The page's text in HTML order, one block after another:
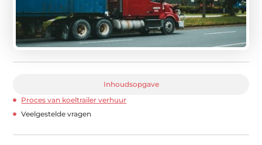
Inhoudsopgave
Proces van koeltrailer verhuur
Veelgestelde vragen